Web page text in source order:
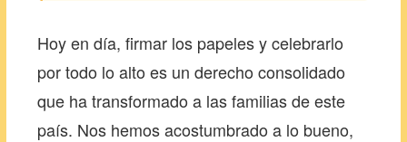
Hoy en día, firmar los papeles y celebrarlo
por todo lo alto es un derecho consolidado
que ha transformado a las familias de este
país. Nos hemos acostumbrado a lo bueno,